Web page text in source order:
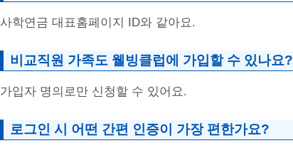
사학연금 대표홈페이지 ID와 같아요.
비교직원 가족도 웰빙클럽에 가입할 수 있나요?
가입자 명의로만 신청할 수 있어요.
로그인 시 어떤 간편 인증이 가장 편한가요?